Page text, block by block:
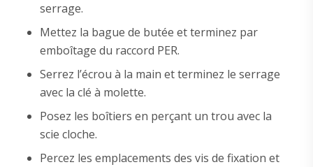
serrage.
Mettez la bague de butée et terminez par
emboîtage du raccord PER.
Serrez l’écrou à la main et terminez le serrage
avec la clé à molette.
Posez les boîtiers en perçant un trou avec la
scie cloche.
Percez les emplacements des vis de fixation et